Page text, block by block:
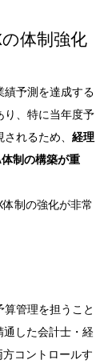
体制強化
績予測を達成する
り、特に当年度予
れるため、 経理
制の構築が重
制の強化が非常
管理を担うこと
通した会計士・経
コントロールす